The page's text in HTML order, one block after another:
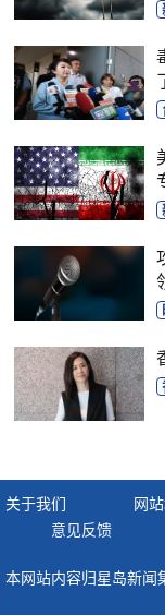
关于我们 网
意见反馈
本网站内容归星岛新闻